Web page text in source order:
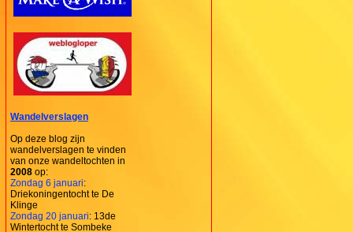
Wandelverslagen
Op deze blog zijn
wandelverslagen te vinden
van onze wandeltochten in
2008 op:
Zondag 6 januari:
Driekoningentocht te De
Klinge
Zondag 20 januari: 13de
Wintertocht te Sombeke